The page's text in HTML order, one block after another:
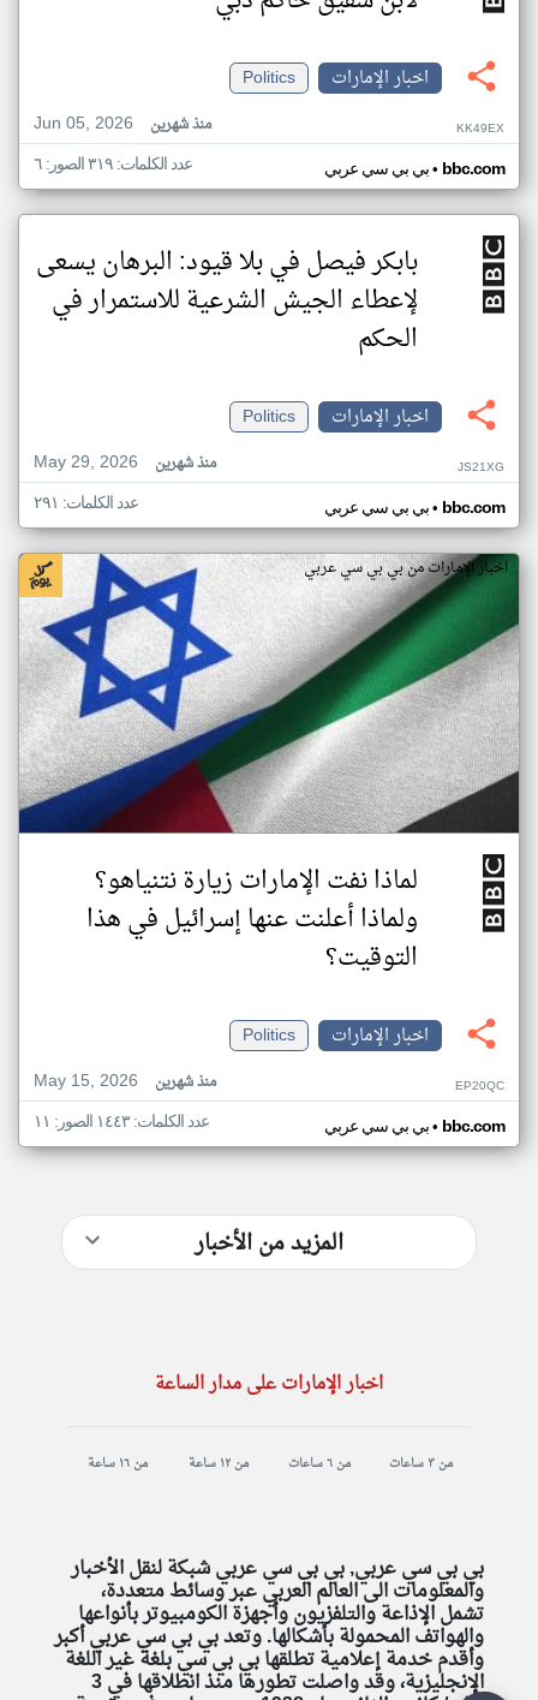
اخبار الإمارات
Politics
Jun 05, 2026
منذ شهرين KK49EX
بي بي سي عربي• bbc.com عدد الكلمات: ٣١٩ الصور: ٦
بابكر فيصل في بلا قيود: البرهان يسعى
لإعطاء الجيش الشرعية للاستمرار في
الحكم
اخبار الإمارات
Politics
May 29, 2026
منذ شهرين JS21XG
بي بي سي عربي• bbc.com عدد الكلمات: ٢٩١
اخبار الإمارات من بي بي سي عربي
لماذا نفت الإمارات زيارة نتنياهو؟
ولماذا أعلنت عنها إسرائيل في هذا
التوقيت؟
اخبار الإمارات
Politics
May 15, 2026
منذ شهرين EP20QC
بي بي سي عربي• bbc.com عدد الكلمات: ١٤٤٣ الصور: ١١
المزيد من الأخبار
اخبار الإمارات على مدار الساعة
من ٣ ساعات من ٦ ساعات من ١٢ ساعة من ١٦ ساعة
بي بي سي عربي, بي بي سي عربي شبكة لنقل الأخبار
والمعلومات الى العالم العربي عبر وسائط متعددة،
تشمل الإذاعة والتلفزيون وأجهزة الكومبيوتر بأنواعها
والهواتف المحمولة بأشكالها. وتعد بي بي سي عربي أكبر
وأقدم خدمة إعلامية تطلقها بي بي سي بلغة غير اللغة
الإنجليزية، وقد واصلت تطورها منذ انطلاقها في 3